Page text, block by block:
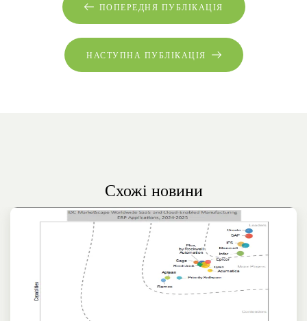
ПОПЕРЕДНЯ ПУБЛІКАЦІЯ
НАСТУПНА ПУБЛІКАЦІЯ
Схожі новини